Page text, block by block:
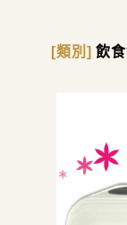
[類別]飲